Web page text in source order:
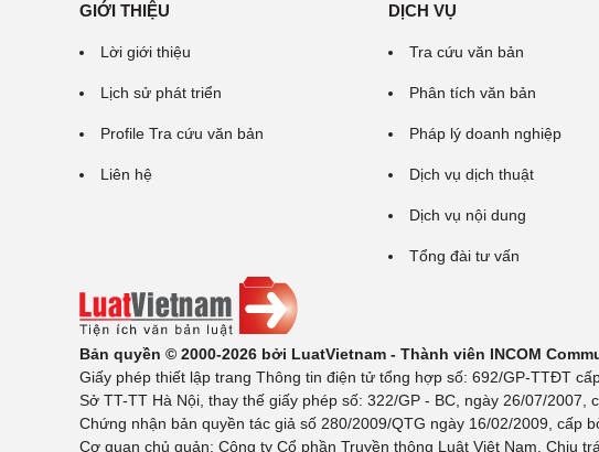
GIỚI THIỆU
Lời giới thiệu
Lịch sử phát triển
Profile Tra cứu văn bản
Liên hệ
DỊCH VỤ
Tra cứu văn bản
Phân tích văn bản
Pháp lý doanh nghiệp
Dịch vụ dịch thuật
Dịch vụ nội dung
Tổng đài tư vấn
Bản quyền © 2000-2026 bởi LuatVietnam - Thành viên INCOM
Giấy phép thiết lập trang Thông tin điện tử tổng hợp số: 692/GP-TTĐT
Sở TT-TT Hà Nội, thay thế giấy phép số: 322/GP - BC, ngày 26/07/2007,
Chứng nhận bản quyền tác giả số 280/2009/QTG ngày 16/02/2009, cấp
Cơ quan chủ quản: Công ty Cổ phần Truyền thông Luật Việt Nam. Chịu